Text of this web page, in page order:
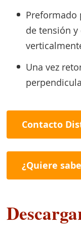
Preformado
de tensión
Una vez
Contacto
¿Quiere